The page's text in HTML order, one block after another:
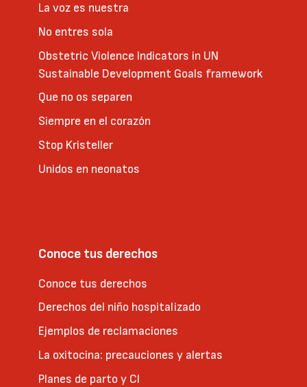
La voz es nuestra
No entres sola
Obstetric Violence Indicators in UN
Sustainable Development Goals framework
Que no os separen
Siempre en el corazón
Stop Kristeller
Unidos en neonatos
Conoce tus derechos
Conoce tus derechos
Derechos del niño hospitalizado
Ejemplos de reclamaciones
La oxitocina: precauciones y alertas
Planes de parto y CI